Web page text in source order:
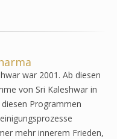
war 2001. Ab diesen
von Sri Kaleshwar in
Programmen
mehr innerem Frieden,